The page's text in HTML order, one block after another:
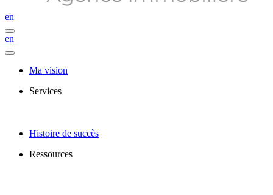
en
en
Ma vision
Services
Histoire de succès
Ressources